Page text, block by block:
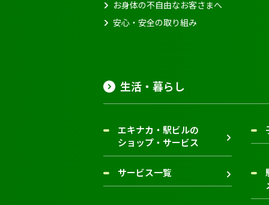
お身体の不自由なお客さまへ
安心・安全の取り組み
生活・暮らし
エキナカ・駅ビルの
ショップ・サービス
サービス一覧